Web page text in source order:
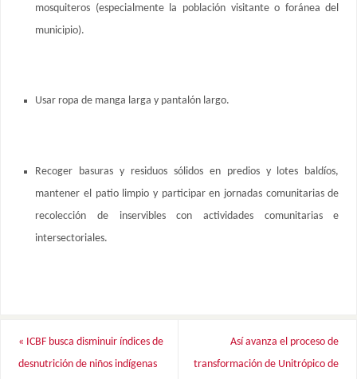
mosquiteros (especialmente la población visitante o foránea del
municipio).
Usar ropa de manga larga y pantalón largo.
Recoger basuras y residuos sólidos en predios y lotes baldíos,
mantener el patio limpio y participar en jornadas comunitarias de
recolección de inservibles con actividades comunitarias e
intersectoriales.
« ICBF busca disminuir índices de
desnutrición de niños indígenas
Así avanza el proceso de
transformación de Unitrópico de